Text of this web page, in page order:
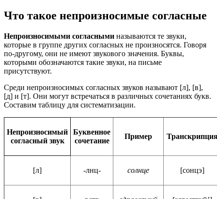
Что такое непроизносимые согласные
Непроизносимыми согласными называются те звуки,
которые в группе других согласных не произносятся. Говоря
по-другому, они не имеют звукового значения. Буквы,
которыми обозначаются такие звуки, на письме
присутствуют.
Среди непроизносимых согласных звуков называют [л], [в],
[д] и [т]. Они могут встречаться в различных сочетаниях букв.
Составим таблицу для систематизации.
Непроизносимый
согласный звук
Буквенное
сочетание
Пример
[л] -лнц- солнце [сонцэ]